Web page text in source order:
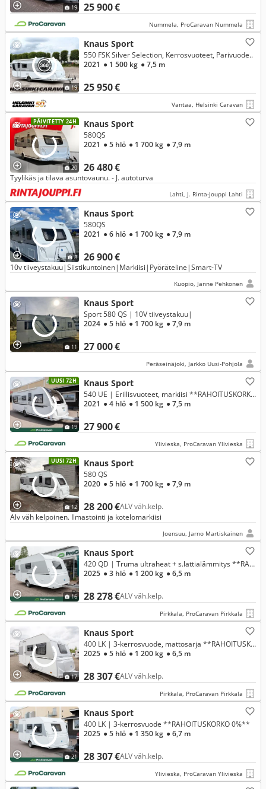
19 25 900 €
Nummela, ProCaravan Nummela
19
Knaus Sport
25 950 €
550 FSK Silver Selection, Kerrosvuoteet, Parivuode..
2021 ● 1 500 kg ● 7,5 m
Vantaa, Helsinki Caravan
PÄIVITETTY 24H
20
Knaus Sport
26 480 €
580QS
2021 ● 5 hlö ● 1 700 kg ● 7,9 m
Tyylikäs ja tilava asuntovaunu. - J. autoturva
Lahti, J. Rinta-Jouppi Lahti
8
Knaus Sport
26 900 €
580QS
2021 ● 6 hlö ● 1 700 kg ● 7,9 m
10v tiiveystakuu|Siistikuntoinen|Markiisi|Pyöräteline|Smart-TV
Kuopio, Janne Pehkonen
11
Knaus Sport
27 000 €
Sport 580 QS | 10V tiiveystakuu|
2024 ● 5 hlö ● 1 700 kg ● 7,9 m
Peräseinäjoki, Jarkko Uusi-Pohjola
UUSI 72H
19
Knaus Sport
27 900 €
540 UE | Erillisvuoteet, markiisi **RAHOITUSKORKO ALK. 1,99%**
2021 ● 4 hlö ● 1 500 kg ● 7,5 m
Ylivieska, ProCaravan Ylivieska
UUSI 72H
12
Knaus Sport
28 200 €ALV väh.kelp.
580 QS
2020 ● 5 hlö ● 1 700 kg ● 7,9 m
Alv väh kelpoinen. Ilmastointi ja kotelomarkiisi
Joensuu, Jarno Martiskainen
16
Knaus Sport
28 278 €ALV väh.kelp.
420 QD | Truma ultraheat + s.lattialämmitys **RAHOITUSKORKO 0%**
2025 ● 3 hlö ● 1 200 kg ● 6,5 m
Pirkkala, ProCaravan Pirkkala
17
Knaus Sport
28 307 €ALV väh.kelp.
400 LK | 3-kerrosvuode, mattosarja **RAHOITUSKORKO 0%**
2025 ● 5 hlö ● 1 200 kg ● 6,5 m
Pirkkala, ProCaravan Pirkkala
21
Knaus Sport
28 307 €ALV väh.kelp.
400 LK | 3-kerrosvuode **RAHOITUSKORKO 0%**
2025 ● 5 hlö ● 1 350 kg ● 6,7 m
Ylivieska, ProCaravan Ylivieska